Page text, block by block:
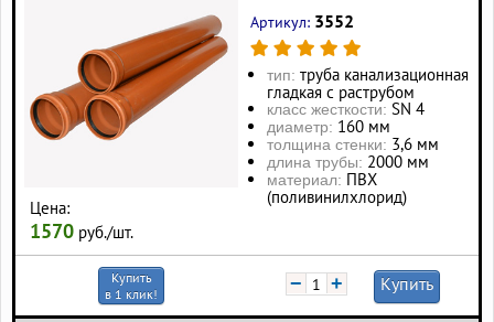
Цена:
1570 руб./шт.
Артикул: 3552
тип: труба канализационная
гладкая с раструбом
класс жесткости: SN 4
диаметр: 160 мм
толщина стенки: 3,6 мм
длина трубы: 2000 мм
материал: ПВХ
(поливинилхлорид)
Купить
в 1 клик!
− + Купить